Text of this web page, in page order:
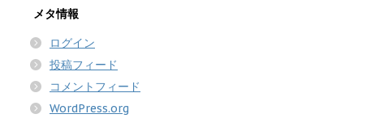
メタ情報
ログイン
投稿フィード
コメントフィード
WordPress.org